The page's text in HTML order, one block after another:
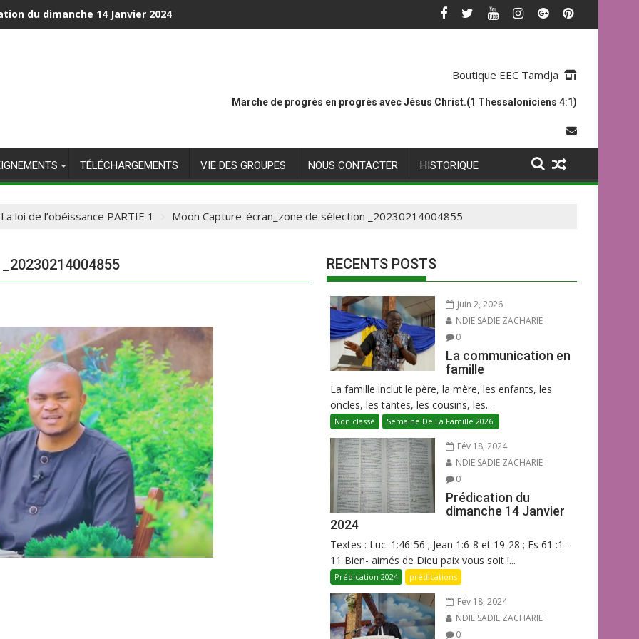
du dimanche 14 Janvier 2024
Boutique EEC Tamdja
Marche de progrès en progrès avec Jésus Christ.(1 Thessaloniciens 4:1)
TÉLÉCHARGEMENTS VIE DES GROUPES NOUS CONTACTER HISTORIQUE
La loi de l’obéissance PARTIE 1 Moon Capture-écran_zone de sélection _20230214004855
RECENTS POSTS
Juin 2, 2026
NDIE SADIE ZACHARIE
0
La communication en
famille
La famille inclut le père, la mère, les enfants, les
oncles, les tantes, les cousins, les...
Non classé Semaine De La Famille 2026.
Fév 18, 2024
NDIE SADIE ZACHARIE
0
Prédication du
dimanche 14 Janvier
2024
Textes : Luc. 1:46-56 ; Jean 1:6-8 et 19-28 ; Es 61 :1-
11 Bien- aimés de Dieu paix vous soit !...
Prédication 2024 prédications
Fév 18, 2024
NDIE SADIE ZACHARIE
0